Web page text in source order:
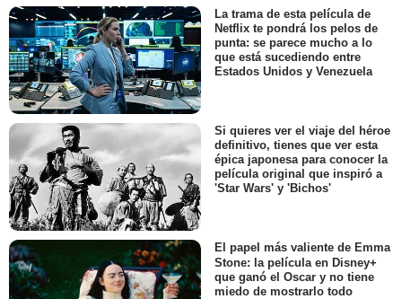
La trama de esta película de
Netflix te pondrá los pelos de
punta: se parece mucho a lo
que está sucediendo entre
Estados Unidos y Venezuela
Si quieres ver el viaje del héroe
definitivo, tienes que ver esta
épica japonesa para conocer la
película original que inspiró a
'Star Wars' y 'Bichos'
El papel más valiente de Emma
Stone: la película en Disney+
que ganó el Oscar y no tiene
miedo de mostrarlo todo